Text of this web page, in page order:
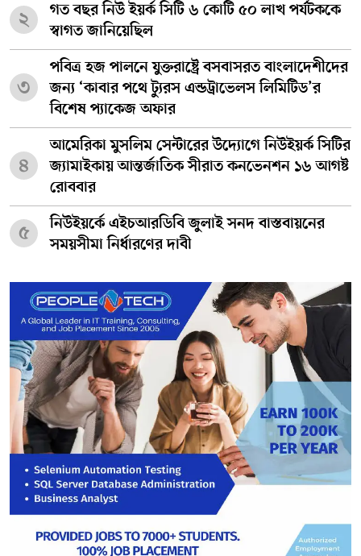
২
গত বছর নিউ ইয়র্ক সিটি ৬ কোটি ৫০ লাখ পর্যটককে
স্বাগত জানিয়েছিল
৩
পবিত্র হজ পালনে যুক্তরাষ্ট্রে বসবাসরত বাংলাদেশীদের
জন্য ‘কাবার পথে ট্যুরস এন্ডট্রাভেলস লিমিটিড’র
বিশেষ প্যাকেজ অফার
৪
আমেরিকা মুসলিম সেন্টারের উদ্যোগে নিউইয়র্ক সিটির
জ্যামাইকায় আন্তর্জাতিক সীরাত কনভেনশন ১৬ আগষ্ট
রোববার
৫
নিউইয়র্কে এইচআরডিবি জুলাই সনদ বাস্তবায়নের
সময়সীমা নির্ধারণের দাবী